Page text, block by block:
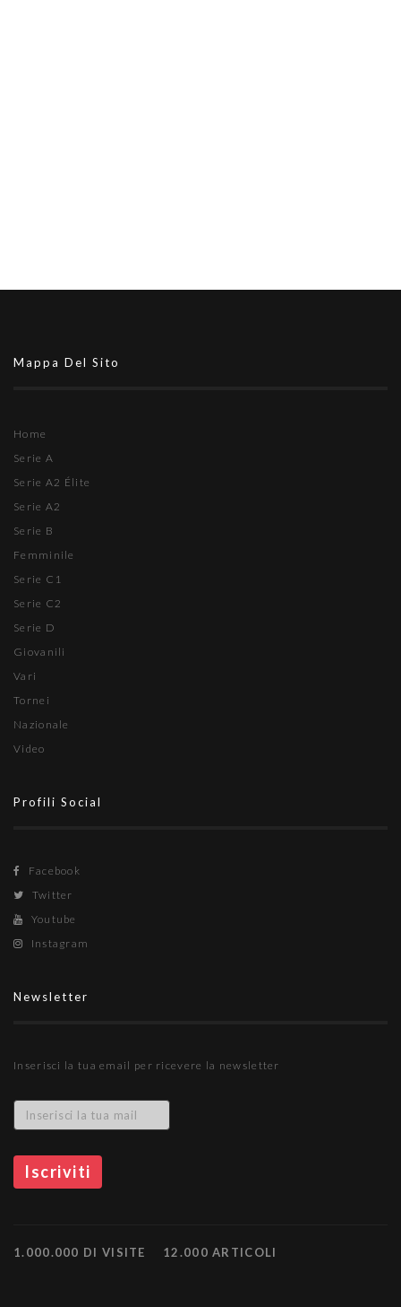
Mappa Del Sito
Home
Serie A
Serie A2 Élite
Serie A2
Serie B
Femminile
Serie C1
Serie C2
Serie D
Giovanili
Vari
Tornei
Nazionale
Video
Profili Social
Facebook
Twitter
Youtube
Instagram
Newsletter
Inserisci la tua email per ricevere la newsletter
1.000.000 DI VISITE 12.000 ARTICOLI